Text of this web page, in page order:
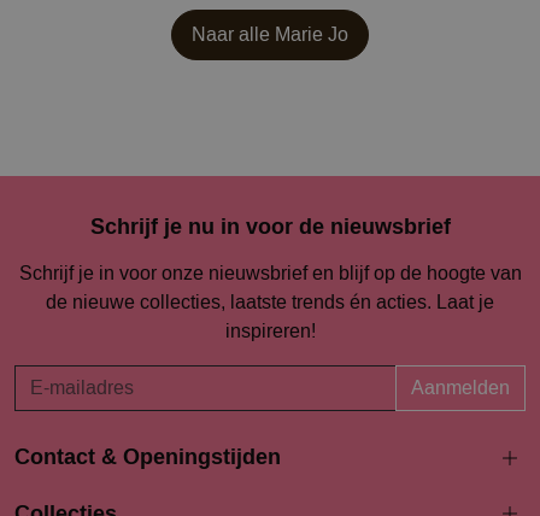
Naar alle Marie Jo
Schrijf je nu in voor de nieuwsbrief
Schrijf je in voor onze nieuwsbrief en blijf op de hoogte van
de nieuwe collecties, laatste trends én acties. Laat je
inspireren!
Aanmelden
Contact & Openingstijden
Langestraat 94-96